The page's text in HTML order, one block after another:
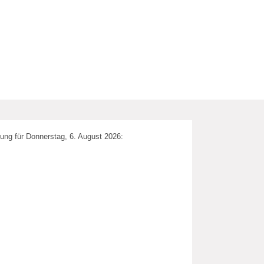
für Donnerstag, 6. August 2026: